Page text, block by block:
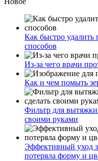
Как быстро
способов
Из-за чего врачи
Как и чем помыть
Фильтр для
своими руками
Эффективный уход
потеряла форму и